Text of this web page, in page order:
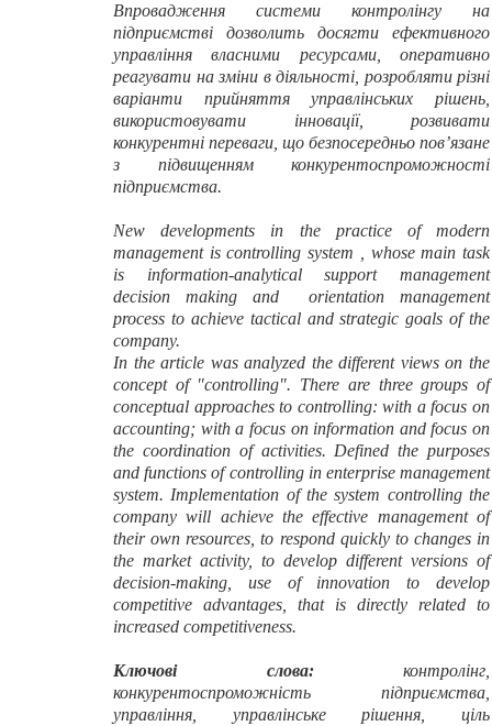
Впровадження системи контролінгу на
підприємстві дозволить досягти ефективного
управління власними ресурсами, оперативно
реагувати на зміни в діяльності, розробляти різні
варіанти прийняття управлінських рішень,
використовувати інновації, розвивати
конкурентні переваги, що безпосередньо пов’язане
з підвищенням конкурентоспроможності
підприємства.
New developments in the practice of modern
management is controlling system , whose main task
is information-analytical support management
decision making and orientation management
process to achieve tactical and strategic goals of the
company.
In the article was analyzed the different views on the
concept of "controlling". There are three groups of
conceptual approaches to controlling: with a focus on
accounting; with a focus on information and focus on
the coordination of activities. Defined the purposes
and functions of controlling in enterprise management
system. Implementation of the system controlling the
company will achieve the effective management of
their own resources, to respond quickly to changes in
the market activity, to develop different versions of
decision-making, use of innovation to develop
competitive advantages, that is directly related to
increased competitiveness.
Ключові слова:контролінг,
конкурентоспроможність підприємства,
управління, управлінське рішення, ціль